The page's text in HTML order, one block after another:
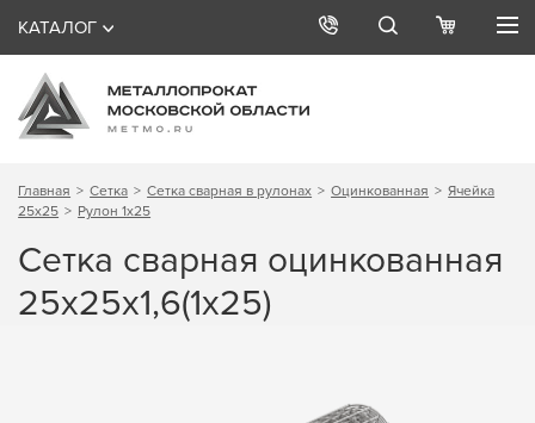
КАТАЛОГ
Главная Сетка Сетка сварная в рулонах Оцинкованная
Ячейка
25х25
Рулон 1х25
Сетка сварная оцинкованная
25х25х1,6(1х25)